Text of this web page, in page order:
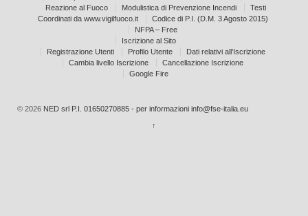
Reazione al Fuoco
Modulistica di Prevenzione Incendi
Testi
Coordinati da www.vigilfuoco.it
Codice di P.I. (D.M. 3 Agosto 2015)
NFPA – Free
Iscrizione al Sito
Registrazione Utenti
Profilo Utente
Dati relativi all’Iscrizione
Cambia livello Iscrizione
Cancellazione Iscrizione
Google Fire
© 2026 NED srl P.I. 01650270885 - per informazioni info@fse-italia.eu
↑